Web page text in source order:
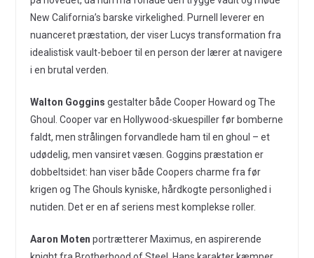
New California’s barske virkelighed. Purnell leverer en
nuanceret præstation, der viser Lucys transformation fra
idealistisk vault-beboer til en person der lærer at navigere
i en brutal verden.
Walton Goggins gestalter både Cooper Howard og The
Ghoul. Cooper var en Hollywood-skuespiller før bomberne
faldt, men strålingen forvandlede ham til en ghoul – et
udødelig, men vansiret væsen. Goggins præstation er
dobbeltsidet: han viser både Coopers charme fra før
krigen og The Ghouls kyniske, hårdkogte personlighed i
nutiden. Det er en af seriens mest komplekse roller.
Aaron Moten portrætterer Maximus, en aspirerende